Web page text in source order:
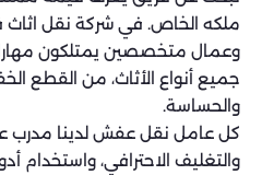
ملكه الخاص. في شركة نقل
وعمال متخصصين يمتلكون
جميع أنواع الأثاث، من القطع
والحساسة.
كل عامل نقل عفش لدينا مدرب
والتغليف الاحترافي، واستخدام